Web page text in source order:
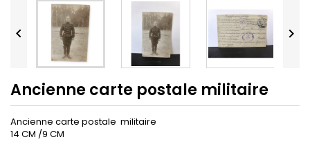
 
Ancienne carte postale militaire
Ancienne carte postale militaire
14 CM /9 CM